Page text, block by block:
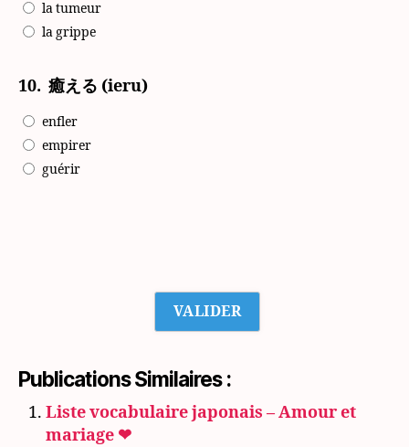
la tumeur
la grippe
10. 癒える (ieru)
enfler
empirer
guérir
Publications Similaires :
Liste vocabulaire japonais – Amour et
mariage ❤